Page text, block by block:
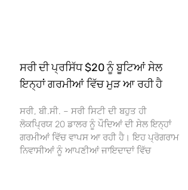
ਸਰੀ ਦੀ ਪ੍ਰਸਿੱਧ $20 ਨੂੰ ਬੂਟਿਆਂ ਸੇਲ
ਇਨ੍ਹਾਂ ਗਰਮੀਆਂ ਵਿੱਚ ਮੁੜ ਆ ਰਹੀ ਹੈ
ਸਰੀ, ਬੀ.ਸੀ. – ਸਰੀ ਸਿਟੀ ਦੀ ਬਹੁਤ ਹੀ
ਲੋਕਪ੍ਰਿਯ 20 ਡਾਲਰ ਨੂੰ ਪੌਦਿਆਂ ਦੀ ਸੇਲ ਇਨ੍ਹਾਂ
ਗਰਮੀਆਂ ਵਿੱਚ ਵਾਪਸ ਆ ਰਹੀ ਹੈ। ਇਹ ਪ੍ਰੋਗਰਾਮ
ਨਿਵਾਸੀਆਂ ਨੂੰ ਆਪਣੀਆਂ ਜਾਇਦਾਦਾਂ ਵਿੱਚ